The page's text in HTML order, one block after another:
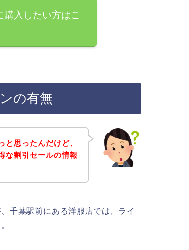
購入したい方はこ
の有無
と思ったんだけど、
な割引セールの情報
千葉駅前にある洋服店では、ライ